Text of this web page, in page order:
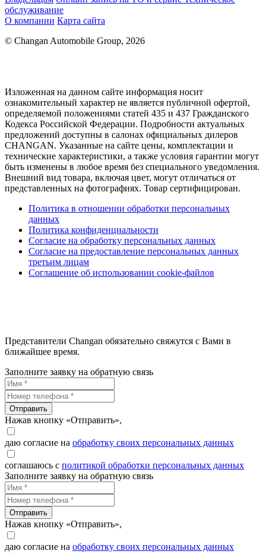
обслуживание
О компании Карта сайта
© Changan Automobile Group, 2026
Изложенная на данном сайте информация носит
ознакомительный характер не является публичной офертой,
определяемой положениями статей 435 и 437 Гражданского
Кодекса Российской Федерации. Подробности актуальных
предложений доступны в салонах официальных дилеров
CHANGAN. Указанные на сайте цены, комплектации и
технические характеристики, а также условия гарантии могут
быть изменены в любое время без специального уведомления.
Внешний вид товара, включая цвет, могут отличаться от
представленных на фотографиях. Товар сертифицирован.
Политика в отношении обработки персональных
данных
Политика конфиденциальности
Согласие на обработку персональных данных
Согласие на предоставление персональных данных
третьим лицам
Соглашение об использовании cookie-файлов
Представители Changan обязательно свяжутся с Вами в
ближайшее время.
Заполните заявку на обратную связь
Отправить
Нажав кнопку «Отправить»,
даю согласие на обработку своих персональных данных
соглашаюсь с политикой обработки персональных данных
Заполните заявку на обратную связь
Отправить
Нажав кнопку «Отправить»,
даю согласие на обработку своих персональных данных